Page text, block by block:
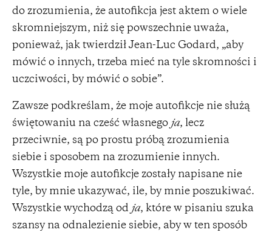
do zrozumienia, że autofikcja jest aktem o wiele
skromniejszym, niż się powszechnie uważa,
ponieważ, jak twierdził Jean-Luc Godard, „aby
mówić o innych, trzeba mieć na tyle skromności i
uczciwości, by mówić o sobie”.
Zawsze podkreślam, że moje autofikcje nie służą
świętowaniu na cześć własnego ja, lecz
przeciwnie, są po prostu próbą zrozumienia
siebie i sposobem na zrozumienie innych.
Wszystkie moje autofikcje zostały napisane nie
tyle, by mnie ukazywać, ile, by mnie poszukiwać.
Wszystkie wychodzą od ja, które w pisaniu szuka
szansy na odnalezienie siebie, aby w ten sposób